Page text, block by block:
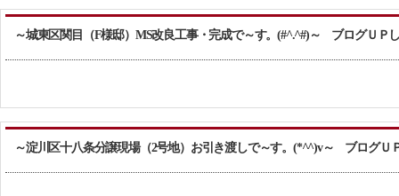
～城東区関目（F様邸）MS改良工事・完成で～す。(#^.^#)～ ブログＵＰ
～淀川区十八条分譲現場（2号地）お引き渡しで～す。(*^^)v～ ブログＵ